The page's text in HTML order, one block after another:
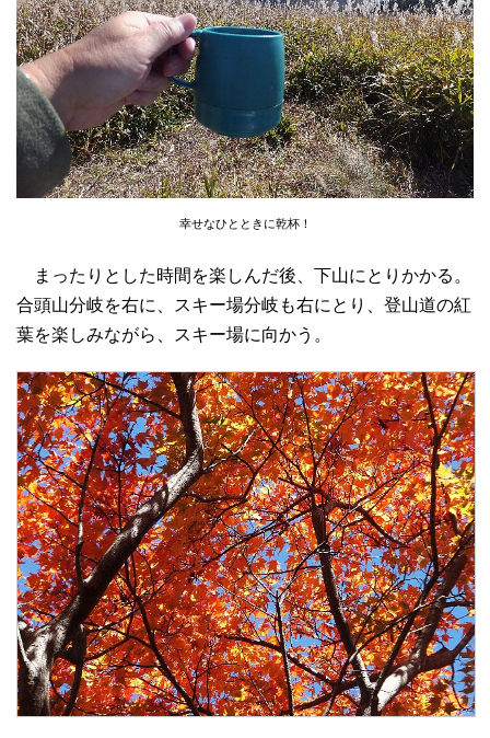
幸せなひとときに乾杯！
まったりとした時間を楽しんだ後、下山にとりかかる。
合頭山分岐を右に、スキー場分岐も右にとり、登山道の紅
葉を楽しみながら、スキー場に向かう。